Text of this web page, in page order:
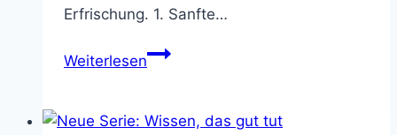
Erfrischung. 1. Sanfte…
WeiterlesenSommer,
Fit